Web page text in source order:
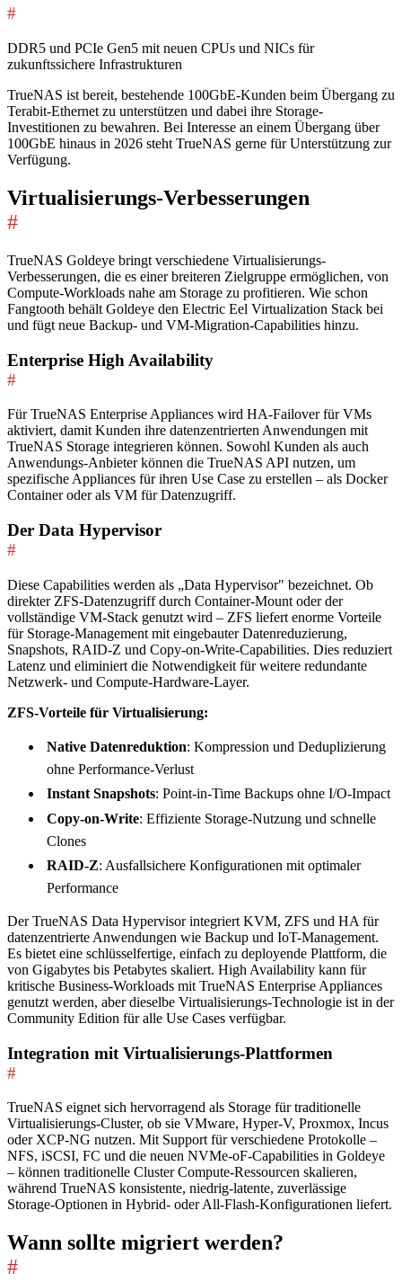
#
DDR5 und PCIe Gen5 mit neuen CPUs und NICs für
zukunftssichere Infrastrukturen
TrueNAS ist bereit, bestehende 100GbE-Kunden beim Übergang zu
Terabit-Ethernet zu unterstützen und dabei ihre Storage-
Investitionen zu bewahren. Bei Interesse an einem Übergang über
100GbE hinaus in 2026 steht TrueNAS gerne für Unterstützung zur
Verfügung.
Virtualisierungs-Verbesserungen
#
TrueNAS Goldeye bringt verschiedene Virtualisierungs-
Verbesserungen, die es einer breiteren Zielgruppe ermöglichen, von
Compute-Workloads nahe am Storage zu profitieren. Wie schon
Fangtooth behält Goldeye den Electric Eel Virtualization Stack bei
und fügt neue Backup- und VM-Migration-Capabilities hinzu.
Enterprise High Availability
#
Für TrueNAS Enterprise Appliances wird HA-Failover für VMs
aktiviert, damit Kunden ihre datenzentrierten Anwendungen mit
TrueNAS Storage integrieren können. Sowohl Kunden als auch
Anwendungs-Anbieter können die TrueNAS API nutzen, um
spezifische Appliances für ihren Use Case zu erstellen – als Docker
Container oder als VM für Datenzugriff.
Der Data Hypervisor
#
Diese Capabilities werden als „Data Hypervisor" bezeichnet. Ob
direkter ZFS-Datenzugriff durch Container-Mount oder der
vollständige VM-Stack genutzt wird – ZFS liefert enorme Vorteile
für Storage-Management mit eingebauter Datenreduzierung,
Snapshots, RAID-Z und Copy-on-Write-Capabilities. Dies reduziert
Latenz und eliminiert die Notwendigkeit für weitere redundante
Netzwerk- und Compute-Hardware-Layer.
ZFS-Vorteile für Virtualisierung:
Native Datenreduktion: Kompression und Deduplizierung
ohne Performance-Verlust
Instant Snapshots: Point-in-Time Backups ohne I/O-Impact
Copy-on-Write: Effiziente Storage-Nutzung und schnelle
Clones
RAID-Z: Ausfallsichere Konfigurationen mit optimaler
Performance
Der TrueNAS Data Hypervisor integriert KVM, ZFS und HA für
datenzentrierte Anwendungen wie Backup und IoT-Management.
Es bietet eine schlüsselfertige, einfach zu deployende Plattform, die
von Gigabytes bis Petabytes skaliert. High Availability kann für
kritische Business-Workloads mit TrueNAS Enterprise Appliances
genutzt werden, aber dieselbe Virtualisierungs-Technologie ist in der
Community Edition für alle Use Cases verfügbar.
Integration mit Virtualisierungs-Plattformen
#
TrueNAS eignet sich hervorragend als Storage für traditionelle
Virtualisierungs-Cluster, ob sie VMware, Hyper-V, Proxmox, Incus
oder XCP-NG nutzen. Mit Support für verschiedene Protokolle –
NFS, iSCSI, FC und die neuen NVMe-oF-Capabilities in Goldeye
– können traditionelle Cluster Compute-Ressourcen skalieren,
während TrueNAS konsistente, niedrig-latente, zuverlässige
Storage-Optionen in Hybrid- oder All-Flash-Konfigurationen liefert.
Wann sollte migriert werden?
#